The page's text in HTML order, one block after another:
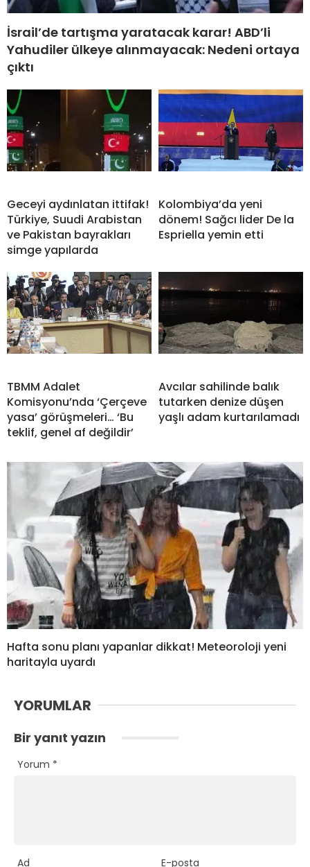
İsrail’de tartışma yaratacak karar! ABD’li
Yahudiler ülkeye alınmayacak: Nedeni ortaya
çıktı
Geceyi aydınlatan ittifak!
Türkiye, Suudi Arabistan
ve Pakistan bayrakları
simge yapılarda
Kolombiya’da yeni
dönem! Sağcı lider De la
Espriella yemin etti
TBMM Adalet
Komisyonu’nda ‘Çerçeve
yasa’ görüşmeleri… ‘Bu
teklif, genel af değildir’
Avcılar sahilinde balık
tutarken denize düşen
yaşlı adam kurtarılamadı
Hafta sonu planı yapanlar dikkat! Meteoroloji yeni
haritayla uyardı
YORUMLAR
Bir yanıt yazın
Yorum *
Ad E-posta